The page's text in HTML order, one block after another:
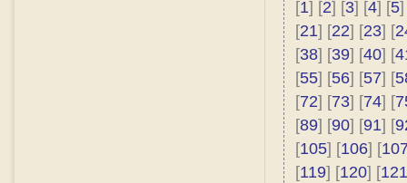
[1] [2] [3] [4] [5]
[21] [22] [23] [
[38] [39] [40] [
[55] [56] [57] [
[72] [73] [74] [
[89] [90] [91] [
[105] [106] [
[119] [120] [121